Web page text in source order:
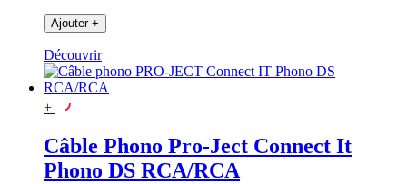
Ajouter +
Découvrir
+
Câble Phono Pro-Ject Connect It
Phono DS RCA/RCA